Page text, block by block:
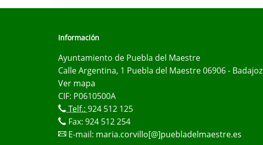
Información
Ayuntamiento de Puebla del Maestre
Calle Argentina, 1 Puebla del Maestre 06906 - Badajoz
Ver mapa
CIF: P0610500A
Telf.:924 512 125
Fax: 924 512 254
E-mail: maria.corvillo[@]puebladelmaestre.es